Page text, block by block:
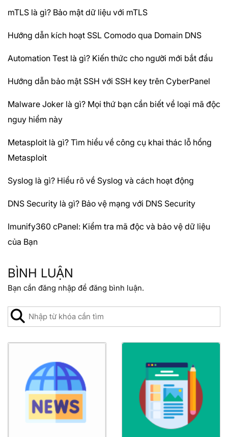
mTLS là gì? Bảo mật dữ liệu với mTLS
Hướng dẫn kích hoạt SSL Comodo qua Domain DNS
Automation Test là gì? Kiến thức cho người mới bắt đầu
Hướng dẫn bảo mật SSH với SSH key trên CyberPanel
Malware Joker là gì? Mọi thứ bạn cần biết về loại mã độc
nguy hiểm này
Metasploit là gì? Tìm hiểu về công cụ khai thác lỗ hổng
Metasploit
Syslog là gì? Hiểu rõ về Syslog và cách hoạt động
DNS Security là gì? Bảo vệ mạng với DNS Security
Imunify360 cPanel: Kiểm tra mã độc và bảo vệ dữ liệu
của Bạn
BÌNH LUẬN
Bạn cần đăng nhập để đăng bình luận.